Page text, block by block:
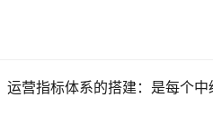
营指标体系的搭建：是每个